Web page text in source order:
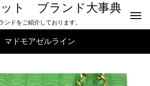
ト ブランド大事典
ンドをご紹介しております。
マドモアゼルライン